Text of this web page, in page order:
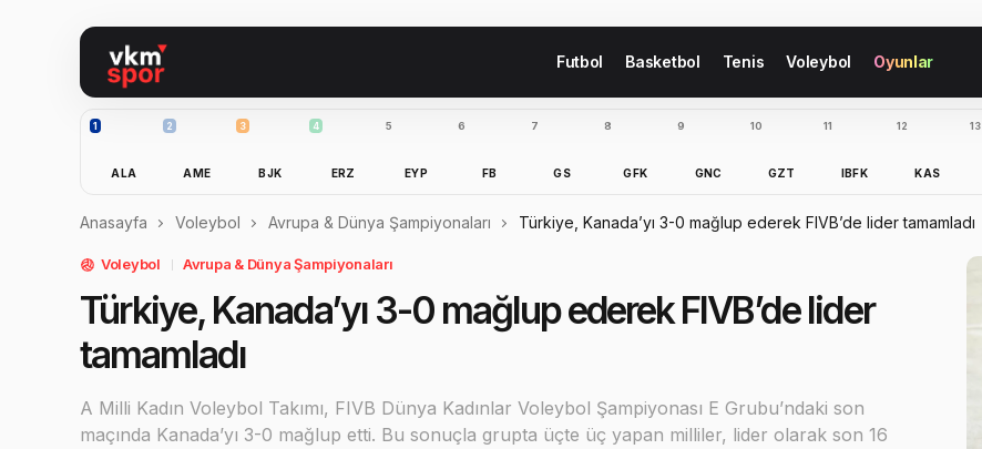
Futbol Basketbol Tenis Voleybol Oyunlar
1
ALA
2
AME
3
BJK
4
ERZ
5
EYP
6
FB
7
GS
8
GFK
9
GNC
10
GZT
11
IBFK
12
KAS
13
Anasayfa Voleybol Avrupa & Dünya Şampiyonaları Türkiye, Kanada’yı 3-0 mağlup ederek FIVB’de lider tamamladı
Voleybol Avrupa & Dünya Şampiyonaları
Türkiye, Kanada’yı 3-0 mağlup ederek FIVB’de lider
tamamladı
A Milli Kadın Voleybol Takımı, FIVB Dünya Kadınlar Voleybol Şampiyonası E Grubu’ndaki son
maçında Kanada’yı 3-0 mağlup etti. Bu sonuçla grupta üçte üç yapan milliler, lider olarak son 16